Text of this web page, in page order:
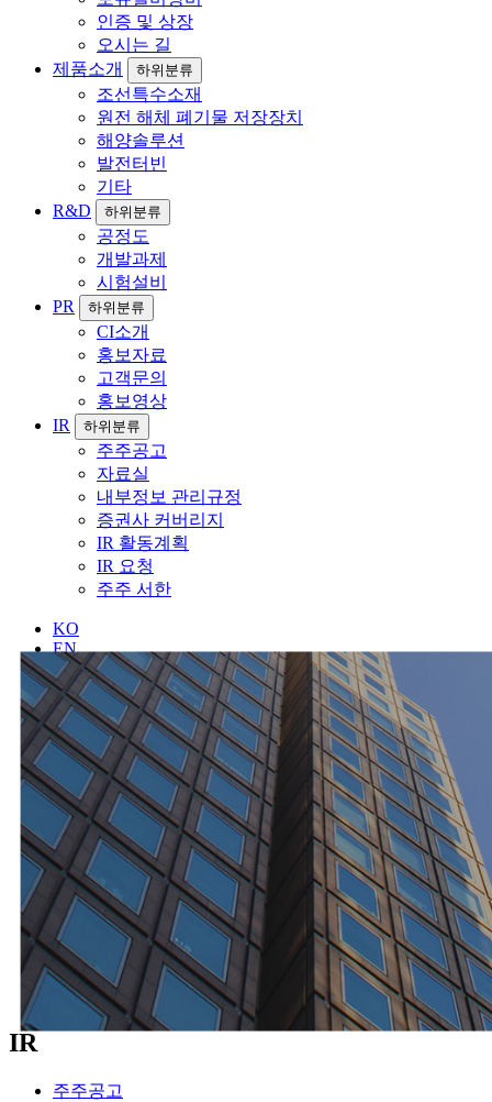
인증 및 상장
오시는 길
제품소개
하위분류
조선특수소재
원전 해체 폐기물 저장장치
해양솔루션
발전터빈
기타
R&D
하위분류
공정도
개발과제
시험설비
PR
하위분류
CI소개
홍보자료
고객문의
홍보영상
IR
하위분류
주주공고
자료실
내부정보 관리규정
증권사 커버리지
IR 활동계획
IR 요청
주주 서한
KO
EN
IR
주주공고